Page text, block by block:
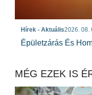
Hírek - Aktuális2026. 08.
Épületzárás És
MÉG EZEK IS